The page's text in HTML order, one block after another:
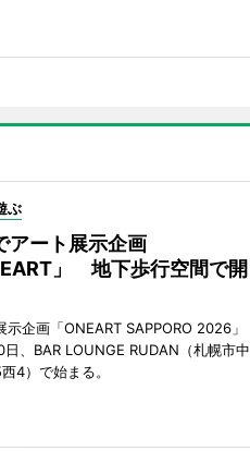
ぶ
アート展示企画
」 地下歩行空間で開
示企画「ONEART SAPPORO 2026」
、BAR LOUNGE RUDAN（札幌市中
4）で始まる。